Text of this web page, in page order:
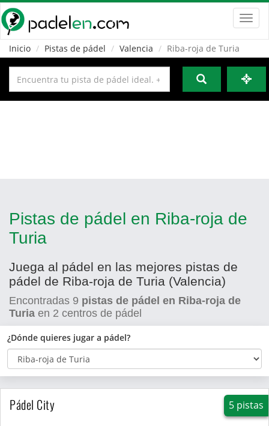
Inicio
Pistas de pádel Valencia Riba-roja de Turia
Pistas de pádel en Riba-roja de
Turia
Juega al pádel en las mejores pistas de
pádel de Riba-roja de Turia (Valencia)
Encontradas 9 pistas de pádel en Riba-roja de
Turia en 2 centros de pádel
¿Dónde quieres jugar a pádel?
Pádel City 5 pistas